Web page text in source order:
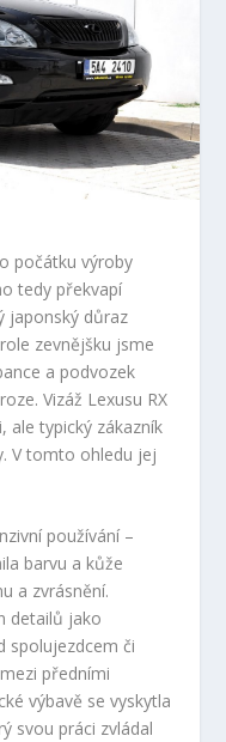
počátku výroby
tedy překvapí
japonský důraz
zevnějšku jsme
a podvozek
Vizáž Lexusu RX
ale typický zákazník
V tomto ohledu jej
používání –
barvu a kůže
a zvrásnění.
detailů jako
spolujezdcem či
předními
výbavě se vyskytla
svou práci zvládal